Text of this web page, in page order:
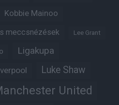
Kobbie Mainoo
meccsnézések Lee Grant
Ligakupa
Luke Shaw
United